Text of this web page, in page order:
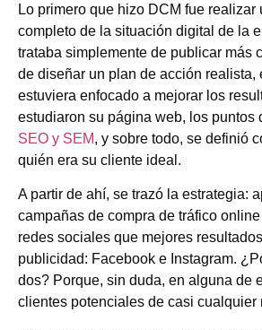
Lo primero que hizo DCM fue realizar
completo de la situación digital de la
trataba simplemente de publicar más
de diseñar un plan de acción realista,
estuviera enfocado a mejorar los
estudiaron su página web, los puntos
SEO y SEM, y sobre todo, se definió
quién era su cliente ideal .
A partir de ahí, se trazó la estrategia:
campañas de compra de tráfico
redes sociales que mejores
publicidad: Facebook e Instagram.
dos? Porque, sin duda, en alguna de
clientes potenciales de casi cualquier